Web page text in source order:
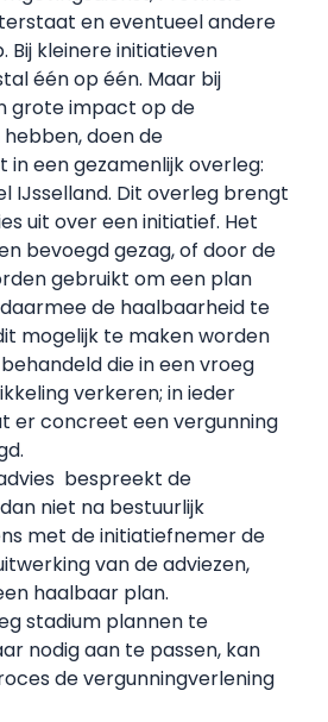
en eventueel andere
Bij kleinere initiatieven
één op één. Maar bij
grote impact op de
doen de
een gezamenlijk overleg:
IJsselland. Dit overleg brengt
uit over een initiatief. Het
bevoegd gezag, of door de
gebruikt om een plan
de haalbaarheid te
mogelijk te maken worden
die in een vroeg
verkeren; in ieder
er concreet een vergunning
bespreekt de
niet na bestuurlijk
met de initiatiefnemer de
van de adviezen,
haalbaar plan.
stadium plannen te
nodig aan te passen, kan
de vergunningverlening